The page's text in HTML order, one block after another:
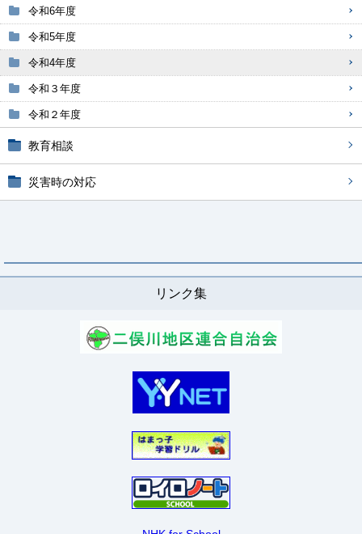
令和6年度
令和5年度
令和4年度
令和３年度
令和２年度
教育相談
災害時の対応
リンク集